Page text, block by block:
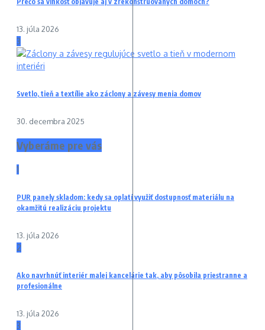
13. júla 2026
3
Svetlo, tieň a textílie ako záclony a závesy menia domov
30. decembra 2025
Vyberáme pre vás
1
PUR panely skladom: kedy sa oplatí využiť dostupnosť materiálu na
okamžitú realizáciu projektu
13. júla 2026
2
Ako navrhnúť interiér malej kancelárie tak, aby pôsobila priestranne a
profesionálne
13. júla 2026
3